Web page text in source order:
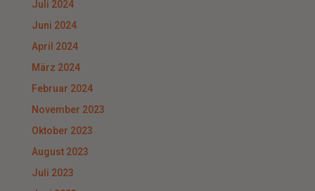
Juli 2024
Juni 2024
April 2024
März 2024
Februar 2024
November 2023
Oktober 2023
August 2023
Juli 2023